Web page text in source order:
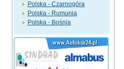
Polska - Czarnogóra
Polska - Rumunia
Polska - Bośnia